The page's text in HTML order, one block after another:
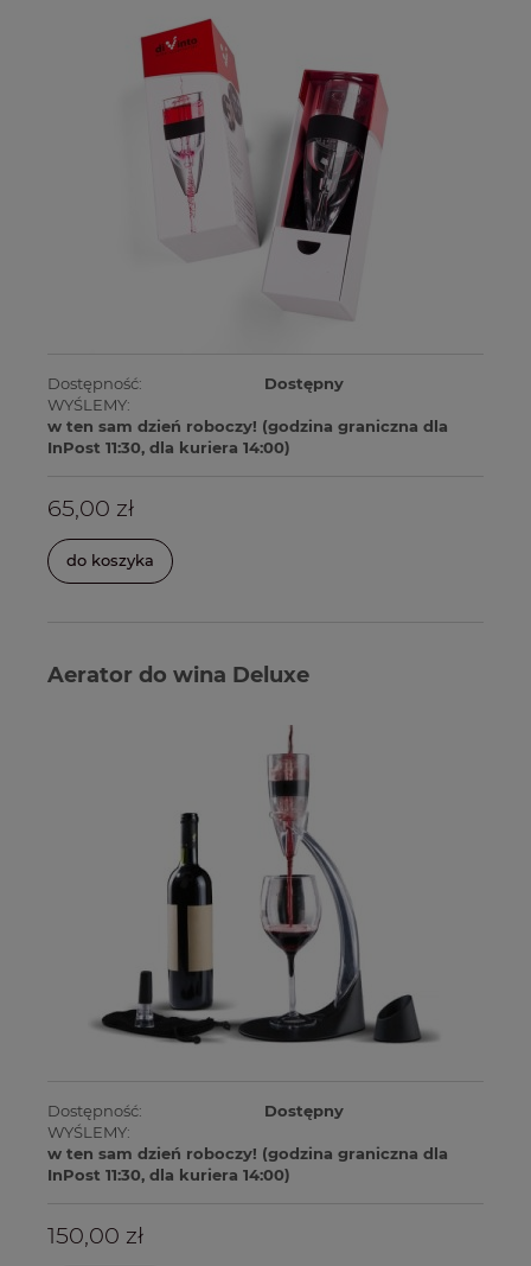
Dostępność:
Dostępny
WYŚLEMY:
w ten sam dzień roboczy! (godzina graniczna dla
InPost 11:30, dla kuriera 14:00)
65,00 zł
do koszyka
Aerator do wina Deluxe
Dostępność:
Dostępny
WYŚLEMY:
w ten sam dzień roboczy! (godzina graniczna dla
InPost 11:30, dla kuriera 14:00)
150,00 zł